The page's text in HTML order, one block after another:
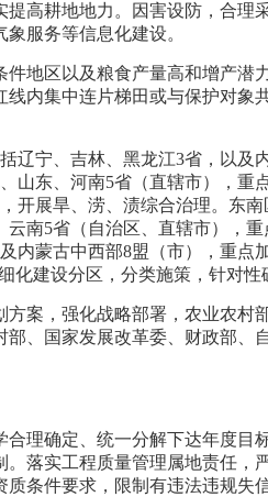
高耕地地力。因害设防，合理
服务等信息化建设。
地区以及粮食产量高和增产潜
内集中连片梯田或与保护对象
宁、吉林、黑龙江3省，以及
山东、河南5省（直辖市），重
开展旱、涝、渍综合治理。东
南5省（自治区、直辖市），
内蒙古中西部8盟（市），重点
建设分区，分类施策，针对性
案，强化战略部署，农业农村
、国家发展改革委、财政部、
理确定、统一分解下达年度目
落实工程质量管理属地责任，
条件要求，限制有违法违规失